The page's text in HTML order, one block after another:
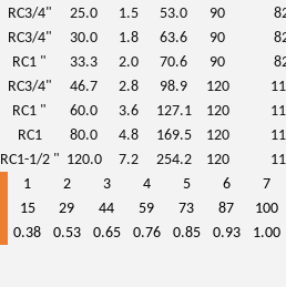
RC3/4" 25.0 1.5 53.0 90
RC3/4" 30.0 1.8 63.6 90
RC1 " 33.3 2.0 70.6 90
RC3/4" 46.7 2.8 98.9 120
RC1 " 60.0 3.6 127.1 120
RC1 80.0 4.8 169.5 120
RC1-1/2 " 120.0 7.2 254.2 120
1 2 3 4 5 6
7
15 29 44 59 73 87
100
0.38 0.53 0.65 0.76 0.85 0.93 1.00